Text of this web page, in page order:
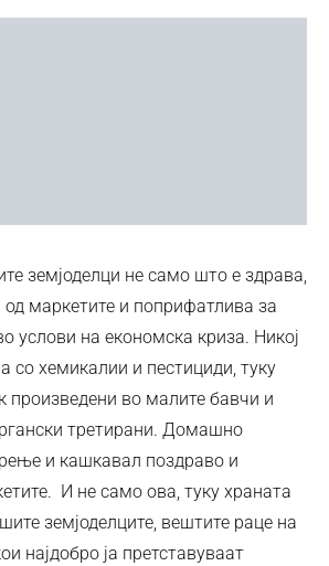
земјоделци не само што е здрава,
од маркетите и поприфатлива за
услови на економска криза. Никој
со хемикалии и пестициди, туку
произведени во малите бавчи и
третирани. Домашно
и кашкавал поздраво и
И не само ова, туку храната
земјоделците, вештите раце на
најдобро ја претставуваат